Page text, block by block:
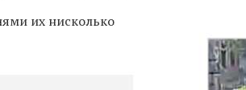
их нисколько